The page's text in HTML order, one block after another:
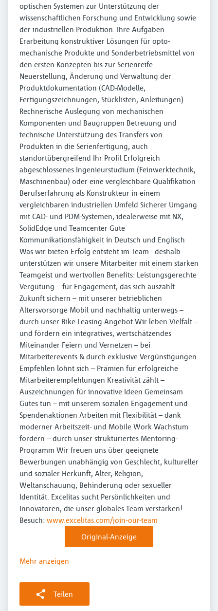
optischen Systemen zur Unterstützung der
wissenschaftlichen Forschung und Entwicklung sowie
der industriellen Produktion. Ihre Aufgaben
Erarbeitung konstruktiver Lösungen für opto-
mechanische Produkte und Sonderbetriebsmittel von
den ersten Konzepten bis zur Serienreife
Neuerstellung, Änderung und Verwaltung der
Produktdokumentation (CAD-Modelle,
Fertigungszeichnungen, Stücklisten, Anleitungen)
Rechnerische Auslegung von mechanischen
Komponenten und Baugruppen Betreuung und
technische Unterstützung des Transfers von
Produkten in die Serienfertigung, auch
standortübergreifend Ihr Profil Erfolgreich
abgeschlossenes Ingenieurstudium (Feinwerktechnik,
Maschinenbau) oder eine vergleichbare Qualifikation
Berufserfahrung als Konstrukteur in einem
vergleichbaren industriellen Umfeld Sicherer Umgang
mit CAD- und PDM-Systemen, idealerweise mit NX,
SolidEdge und Teamcenter Gute
Kommunikationsfähigkeit in Deutsch und Englisch
Was wir bieten Erfolg entsteht im Team - deshalb
unterstützen wir unsere Mitarbeiter mit einem starken
Teamgeist und wertvollen Benefits: Leistungsgerechte
Vergütung – für Engagement, das sich auszahlt
Zukunft sichern – mit unserer betrieblichen
Altersvorsorge Mobil und nachhaltig unterwegs –
durch unser Bike-Leasing-Angebot Wir leben Vielfalt –
und fördern ein integratives, wertschätzendes
Miteinander Feiern und Vernetzen – bei
Mitarbeiterevents & durch exklusive Vergünstigungen
Empfehlen lohnt sich – Prämien für erfolgreiche
Mitarbeiterempfehlungen Kreativität zählt –
Auszeichnungen für innovative Ideen Gemeinsam
Gutes tun – mit unserem sozialen Engagement und
Spendenaktionen Arbeiten mit Flexibilität – dank
moderner Arbeitszeit- und Mobile Work Wachstum
fördern – durch unser strukturiertes Mentoring-
Programm Wir freuen uns über geeignete
Bewerbungen unabhängig von Geschlecht, kultureller
und sozialer Herkunft, Alter, Religion,
Weltanschauung, Behinderung oder sexueller
Identität. Excelitas sucht Persönlichkeiten und
Innovatoren, die unser globales Team verstärken!
Besuch: www.excelitas.com/join-our-team
Original-Anzeige
Mehr anzeigen
Teilen